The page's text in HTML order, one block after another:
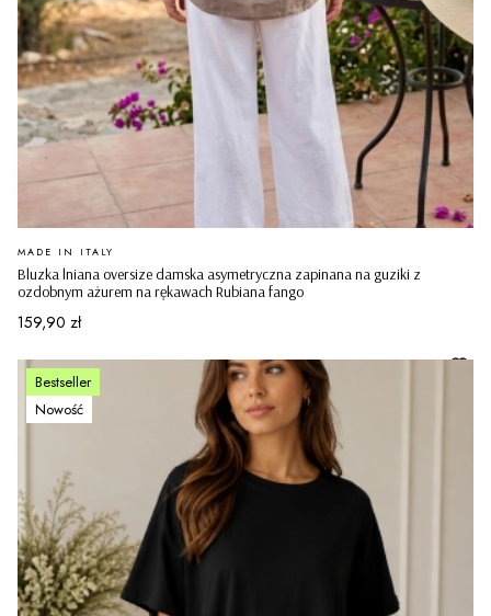
Bluzka lniana oversize damska asymetryczna zapinana na guziki z
ozdobnym ażurem na rękawach Rubiana fango
PRODUCENT
MADE IN ITALY
Cena
159,90 zł
Bestseller
Nowość